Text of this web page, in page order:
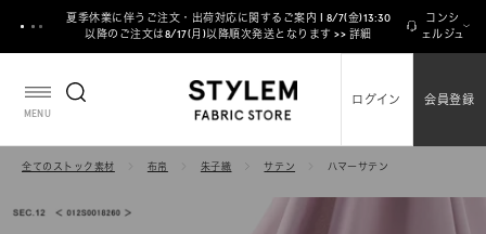
テ
夏季休業に伴うご注文・出荷対応に関するご案内 | 8/7(金)13:30
以降のご注文は8/17(月)以降順次発送となります >> 詳細
コンシ
ェルジュ
MENU
ログイン 会員登録
全てのストック素材 布帛 朱子織 サテン ハマーサテン